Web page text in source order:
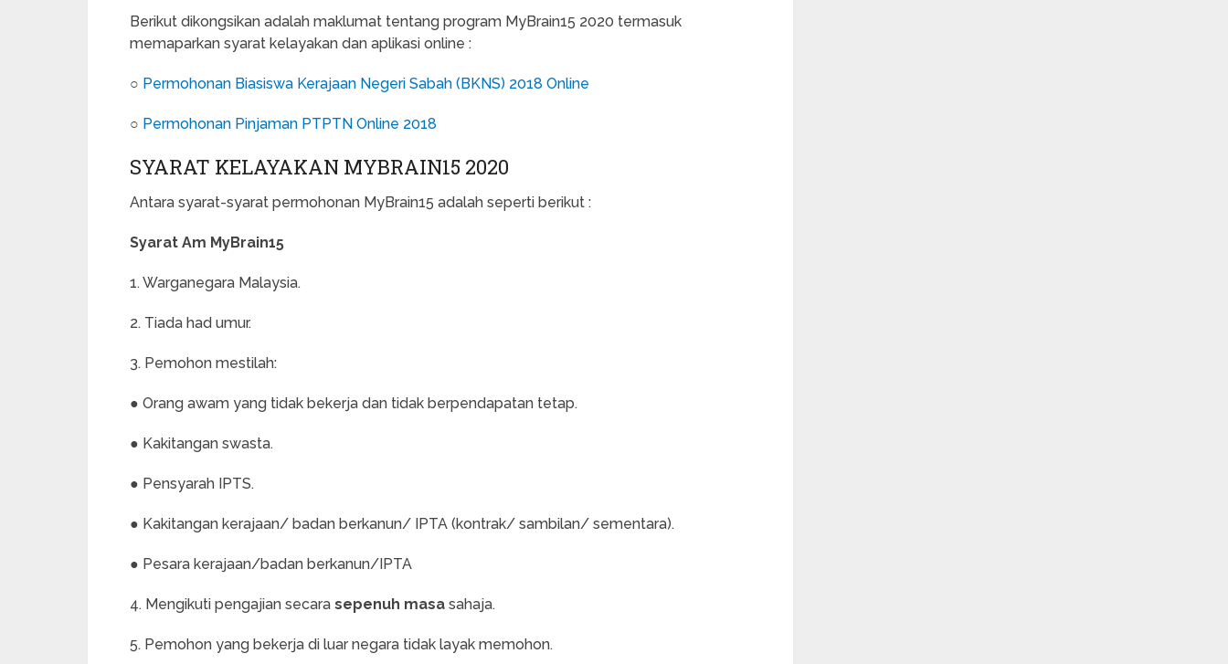
Berikut dikongsikan adalah maklumat tentang program MyBrain15 2020 termasuk
memaparkan syarat kelayakan dan aplikasi online :
○ Permohonan Biasiswa Kerajaan Negeri Sabah (BKNS) 2018 Online
○ Permohonan Pinjaman PTPTN Online 2018
SYARAT KELAYAKAN MYBRAIN15 2020
Antara syarat-syarat permohonan MyBrain15 adalah seperti berikut :
Syarat Am MyBrain15
1. Warganegara Malaysia.
2. Tiada had umur.
3. Pemohon mestilah:
● Orang awam yang tidak bekerja dan tidak berpendapatan tetap.
● Kakitangan swasta.
● Pensyarah IPTS.
● Kakitangan kerajaan/ badan berkanun/ IPTA (kontrak/ sambilan/ sementara).
● Pesara kerajaan/badan berkanun/IPTA
4. Mengikuti pengajian secara sepenuh masa sahaja.
5. Pemohon yang bekerja di luar negara tidak layak memohon.